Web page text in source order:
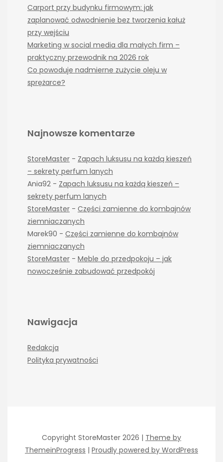
Carport przy budynku firmowym: jak
zaplanować odwodnienie bez tworzenia kałuż
przy wejściu
Marketing w social media dla małych firm –
praktyczny przewodnik na 2026 rok
Co powoduje nadmierne zużycie oleju w
sprężarce?
Najnowsze komentarze
StoreMaster - Zapach luksusu na każdą kieszeń
– sekrety perfum lanych
Ania92 - Zapach luksusu na każdą kieszeń –
sekrety perfum lanych
StoreMaster - Części zamienne do kombajnów
ziemniaczanych
Marek90 - Części zamienne do kombajnów
ziemniaczanych
StoreMaster - Meble do przedpokoju – jak
nowocześnie zabudować przedpokój
Nawigacja
Redakcja
Polityka prywatności
Copyright StoreMaster 2026 | Theme by
ThemeinProgress | Proudly powered by WordPress